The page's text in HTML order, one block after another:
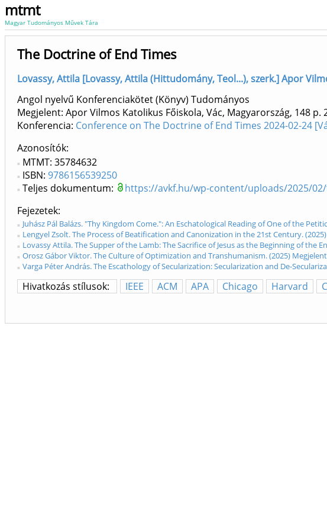
mtmt
Magyar Tudományos Művek Tára
The Doctrine of End Times
Lovassy, Attila [Lovassy, Attila (Hittudomány, Teol...), szerk.] Apor
Angol nyelvű Konferenciakötet (Könyv) Tudományos
Megjelent: Apor Vilmos Katolikus Főiskola, Vác, Magyarország, 148 p.
Konferencia: Conference on The Doctrine of End Times 2024-02-24
Azonosítók
MTMT: 35784632
ISBN: 9786156539250
Teljes dokumentum:
https://avkf.hu/wp-content/uploads/2025/
Fejezetek
Juhász Pál Balázs. "Thy Kingdom Come.": An Eschatological Reading of One of the
Lengyel Zsolt. The Process of Beatification and Canonization in the 21st Century.
Lovassy Attila. The Supper of the Lamb: The Sacrifice of Jesus as the Beginning of the
Orosz Gábor Viktor. The Culture of Optimization and Transhumanism. (2025)
Varga Péter András. The Escathology of Secularization: Secularization and De-
Hivatkozás stílusok: IEEE ACM APA Chicago Harvard